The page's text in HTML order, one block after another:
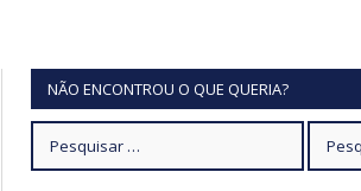
NÃO ENCONTROU O QUE QUERIA?